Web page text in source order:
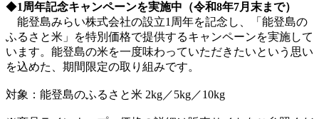
◆1周年記念キャンペーンを実施中（令和8年7月末まで）
能登島みらい株式会社の設立1周年を記念し、「能登島の
ふるさと米」を特別価格で提供するキャンペーンを実施して
います。能登島の米を一度味わっていただきたいという思い
を込めた、期間限定の取り組みです。
対象：能登島のふるさと米 2kg／5kg／10kg